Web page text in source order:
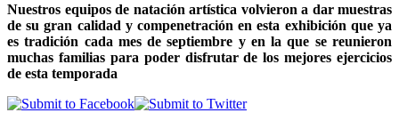
Nuestros equipos de natación artística volvieron a dar muestras
de su gran calidad y compenetración en esta exhibición que ya
es tradición cada mes de septiembre y en la que se reunieron
muchas familias para poder disfrutar de los mejores ejercicios
de esta temporada